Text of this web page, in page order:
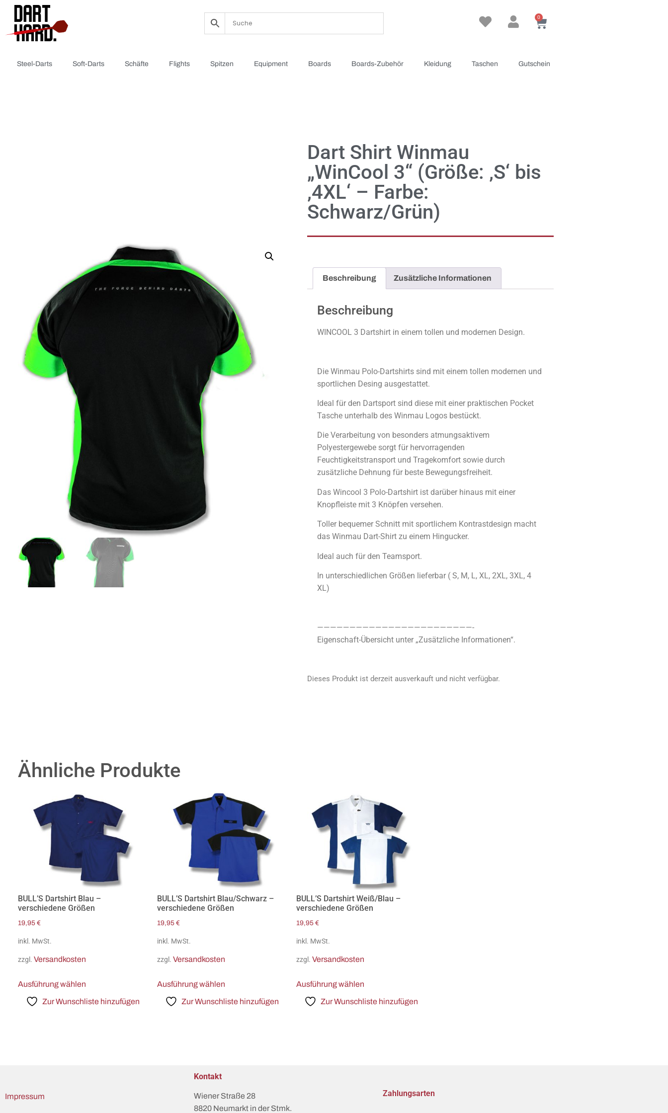
0
Steel-Darts Soft-Darts Schäfte Flights Spitzen Equipment Boards Boards-Zubehör Kleidung Taschen Gutschein
Dart Shirt Winmau
„WinCool 3“ (Größe: ‚S‘ bis
‚4XL‘ – Farbe:
Schwarz/Grün)
Beschreibung Zusätzliche Informationen
Beschreibung
WINCOOL 3 Dartshirt in einem tollen und modernen Design.
Die Winmau Polo-Dartshirts sind mit einem tollen modernen und
sportlichen Desing ausgestattet.
Ideal für den Dartsport sind diese mit einer praktischen Pocket
Tasche unterhalb des Winmau Logos bestückt.
Die Verarbeitung von besonders atmungsaktivem
Polyestergewebe sorgt für hervorragenden
Feuchtigkeitstransport und Tragekomfort sowie durch
zusätzliche Dehnung für beste Bewegungsfreiheit.
Das Wincool 3 Polo-Dartshirt ist darüber hinaus mit einer
Knopfleiste mit 3 Knöpfen versehen.
Toller bequemer Schnitt mit sportlichem Kontrastdesign macht
das Winmau Dart-Shirt zu einem Hingucker.
Ideal auch für den Teamsport.
In unterschiedlichen Größen lieferbar ( S, M, L, XL, 2XL, 3XL, 4
XL)
————————————————————————-
Eigenschaft-Übersicht unter „Zusätzliche Informationen“.
Dieses Produkt ist derzeit ausverkauft und nicht verfügbar.
Ähnliche Produkte
BULL’S Dartshirt Blau –
verschiedene Größen
19,95 €
inkl. MwSt.
zzgl. Versandkosten
Ausführung wählen
Zur Wunschliste hinzufügen
BULL’S Dartshirt Blau/Schwarz –
verschiedene Größen
19,95 €
inkl. MwSt.
zzgl. Versandkosten
Ausführung wählen
Zur Wunschliste hinzufügen
BULL’S Dartshirt Weiß/Blau –
verschiedene Größen
19,95 €
inkl. MwSt.
zzgl. Versandkosten
Ausführung wählen
Zur Wunschliste hinzufügen
Impressum
Kontakt
Wiener Straße 28
8820 Neumarkt in der Stmk.
Zahlungsarten